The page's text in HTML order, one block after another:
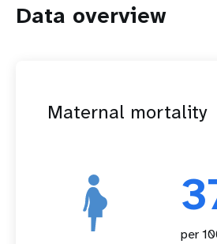
Data overview
Maternal mortality
per